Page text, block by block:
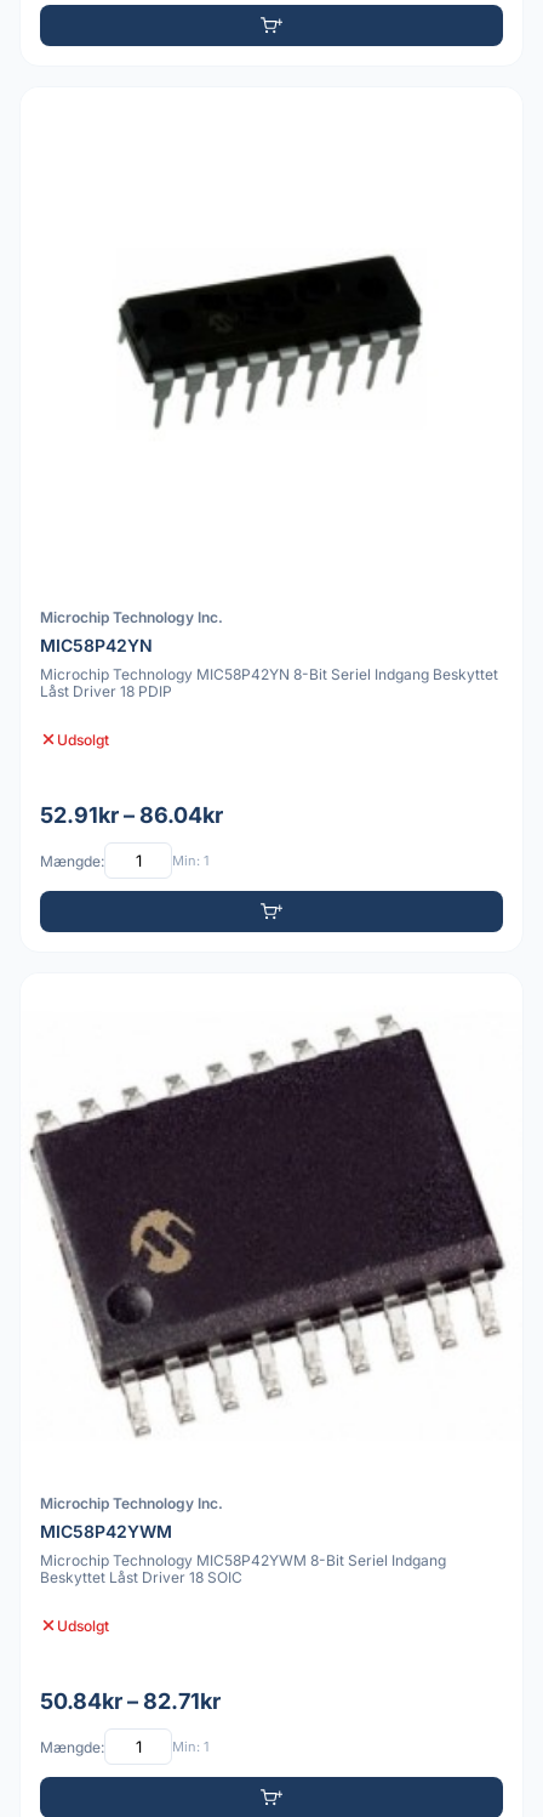
Microchip Technology Inc.
MIC58P42YN
Microchip Technology MIC58P42YN 8-Bit Seriel Indgang Beskyttet
Låst Driver 18 PDIP
Udsolgt
52.91kr – 86.04kr
Mængde: Min: 1
Microchip Technology Inc.
MIC58P42YWM
Microchip Technology MIC58P42YWM 8-Bit Seriel Indgang
Beskyttet Låst Driver 18 SOIC
Udsolgt
50.84kr – 82.71kr
Mængde: Min: 1